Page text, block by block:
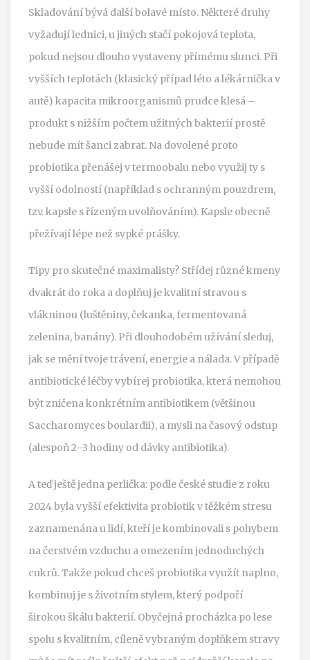
Skladování bývá další bolavé místo. Některé druhy
vyžadují lednici, u jiných stačí pokojová teplota,
pokud nejsou dlouho vystaveny přímému slunci. Při
vyšších teplotách (klasický případ léto a lékárnička v
autě) kapacita mikroorganismů prudce klesá –
produkt s nižším počtem užitných bakterií prostě
nebude mít šanci zabrat. Na dovolené proto
probiotika přenášej v termoobalu nebo využij ty s
vyšší odolností (například s ochranným pouzdrem,
tzv. kapsle s řízeným uvolňováním). Kapsle obecně
přežívají lépe než sypké prášky.
Tipy pro skutečné maximalisty? Střídej různé kmeny
dvakrát do roka a doplňuj je kvalitní stravou s
vlákninou (luštěniny, čekanka, fermentovaná
zelenina, banány). Při dlouhodobém užívání sleduj,
jak se mění tvoje trávení, energie a nálada. V případě
antibiotické léčby vybírej probiotika, která nemohou
být zničena konkrétním antibiotikem (většinou
Saccharomyces boulardii), a mysli na časový odstup
(alespoň 2–3 hodiny od dávky antibiotika).
A teď ještě jedna perlička: podle české studie z roku
2024 byla vyšší efektivita probiotik v těžkém stresu
zaznamenána u lidí, kteří je kombinovali s pohybem
na čerstvém vzduchu a omezením jednoduchých
cukrů. Takže pokud chceš probiotika využít naplno,
kombinuj je s životním stylem, který podpoří
širokou škálu bakterií. Obyčejná procházka po lese
spolu s kvalitním, cíleně vybraným doplňkem stravy